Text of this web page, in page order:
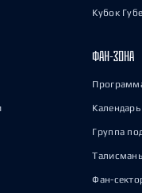
Кубок
ФАН-ЗОНА
Группа
Фан-